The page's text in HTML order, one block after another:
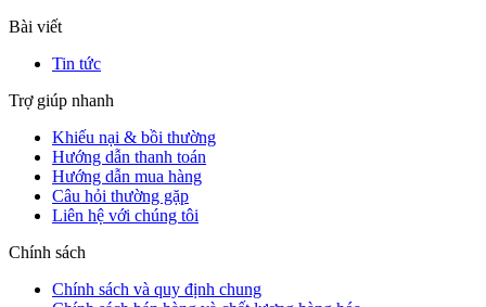
Bài viết
Tin tức
Trợ giúp nhanh
Khiếu nại & bồi thường
Hướng dẫn thanh toán
Hướng dẫn mua hàng
Câu hỏi thường gặp
Liên hệ với chúng tôi
Chính sách
Chính sách và quy định chung